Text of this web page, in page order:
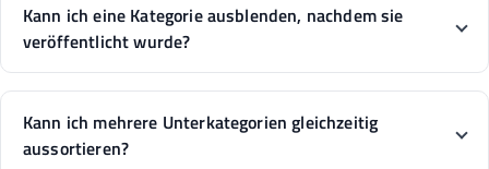
Kann ich eine Kategorie ausblenden, nachdem sie
veröffentlicht wurde?
Kann ich mehrere Unterkategorien gleichzeitig
aussortieren?